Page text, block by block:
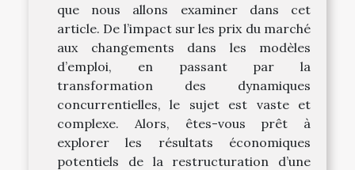
que nous allons examiner dans cet
article. De l’impact sur les prix du marché
aux changements dans les modèles
d’emploi, en passant par la
transformation des dynamiques
concurrentielles, le sujet est vaste et
complexe. Alors, êtes-vous prêt à
explorer les résultats économiques
potentiels de la restructuration d’une